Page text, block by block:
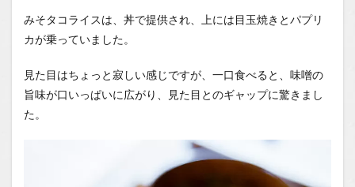
みそタコライスは、丼で提供され、上には目玉焼きとパプリ
カが乗っていました。
見た目はちょっと寂しい感じですが、一口食べると、味噌の
旨味が口いっぱいに広がり、見た目とのギャップに驚きまし
た。